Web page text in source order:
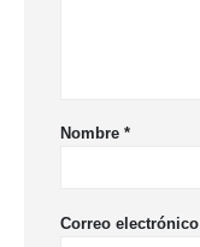
Nombre *
Correo electrónico